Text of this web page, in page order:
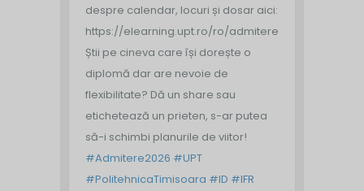
despre calendar, locuri și dosar aici:
https://elearning.upt.ro/ro/admitere/
Știi pe cineva care își dorește o
diplomă dar are nevoie de
flexibilitate? Dă un share sau
etichetează un prieten, s-ar putea
să-i schimbi planurile de viitor!
#Admitere2026 #UPT
#PolitehnicaTimisoara #ID #IFR